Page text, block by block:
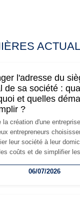
l'adresse du
de sa société :
et quelles
?
la création d'une
entrepreneurs
leur société à leur
coûts et de simplifier les
cette solution peut
06/07/2026